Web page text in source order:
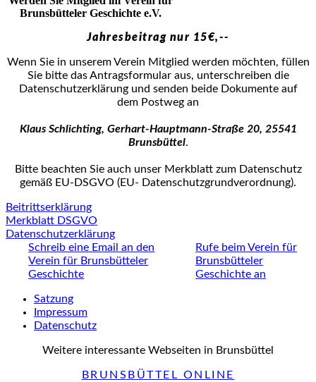
Brunsbütteler Geschichte e.V.
Jahresbeitrag nur 15€,--
Wenn Sie in unserem Verein Mitglied werden möchten, füllen
Sie bitte das Antrags­formular aus, unterschreiben die
Datenschutzerklärung und senden beide Dokumente auf
dem Postweg an
Klaus Schlichting, Gerhart-Hauptmann-Straße 20, 25541
Brunsbüttel.
Bitte beachten Sie auch unser Merkblatt zum Datenschutz
gemäß EU-DSGVO (EU- Datenschutz­grundverordnung).
Beitrittserklärung
Merkblatt DSGVO
Datenschutzerklärung
Schreib eine Email an den
Verein für Brunsbütteler
Geschichte
Rufe beim Verein für
Brunsbütteler
Geschichte an
Satzung
Impressum
Datenschutz
Weitere interessante Webseiten in Brunsbüttel
BRUNSBÜTTEL ONLINE